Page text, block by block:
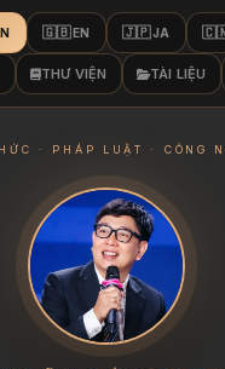
THƯ VIỆN TÀI LIỆU
🇬🇧EN 🇯🇵JA
· PHÁP LUẬT · CÔNG